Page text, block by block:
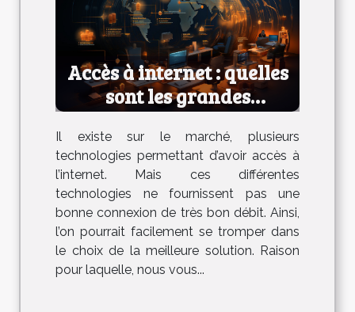
Accès à internet : quelles
sont les grandes
technologies ?
Il existe sur le marché, plusieurs
technologies permettant d’avoir accès à
l’internet. Mais ces différentes
technologies ne fournissent pas une
bonne connexion de très bon débit. Ainsi,
l’on pourrait facilement se tromper dans
le choix de la meilleure solution. Raison
pour laquelle, nous vous...